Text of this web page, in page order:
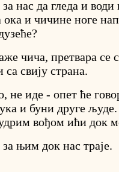
нас да гледа и
ока и чичине ноге
чича, претвара се
са свију страна.
не иде - опет ће
и буни друге
вођом ићи док
њим док нас траје.